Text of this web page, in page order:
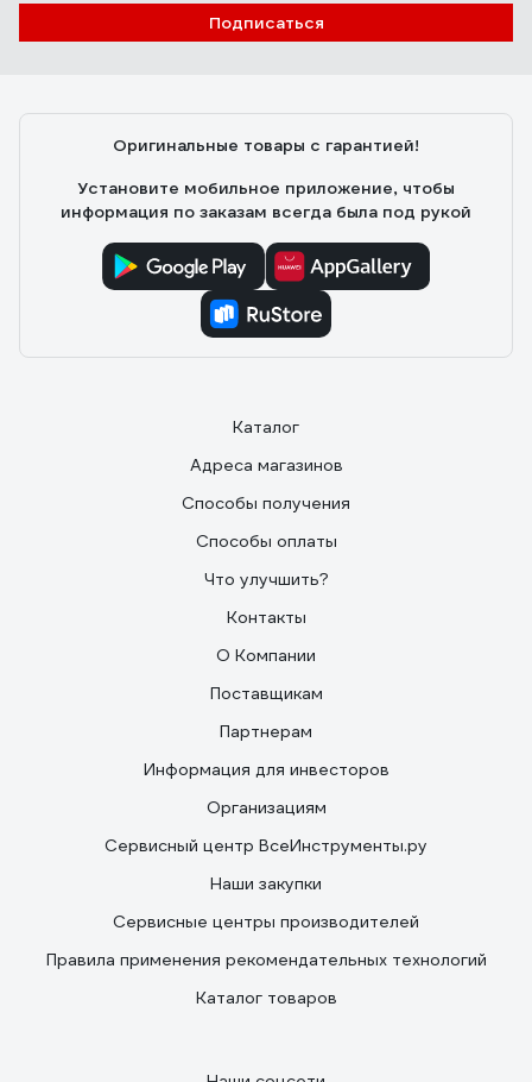
сохраняет запястья от растяжения на больших
подготовить стену под покраску за 2 слоя (шитрока)
Подписаться
Оригинальные товары с гарантией!
Установите мобильное приложение, чтобы
информация по заказам всегда была под рукой
Каталог
Адреса магазинов
Способы получения
Способы оплаты
Что улучшить?
Контакты
О Компании
Поставщикам
Партнерам
Информация для инвесторов
Организациям
Сервисный центр ВсеИнструменты.ру
Наши закупки
Сервисные центры производителей
Правила применения рекомендательных технологий
Каталог товаров